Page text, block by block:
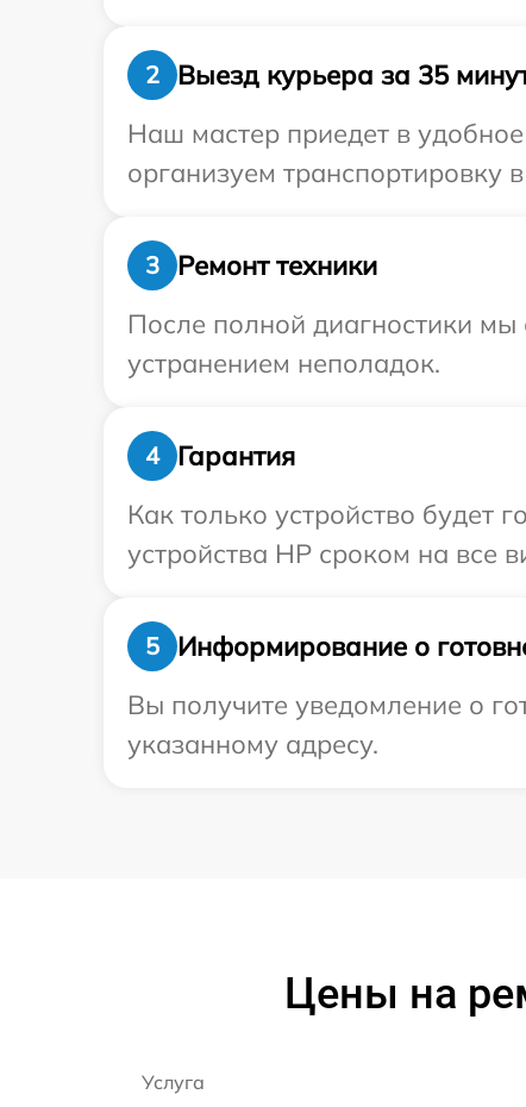
2
Выезд курьера за 35
Наш мастер приедет в
организуем транспортировку
3
Ремонт техники
После полной диагностики мы
устранением неполадок.
4
Гарантия
Как только устройство будет
устройства HP сроком на все
5
Информирование о
Вы получите уведомление о
указанному адресу.
Цены на
Услуга